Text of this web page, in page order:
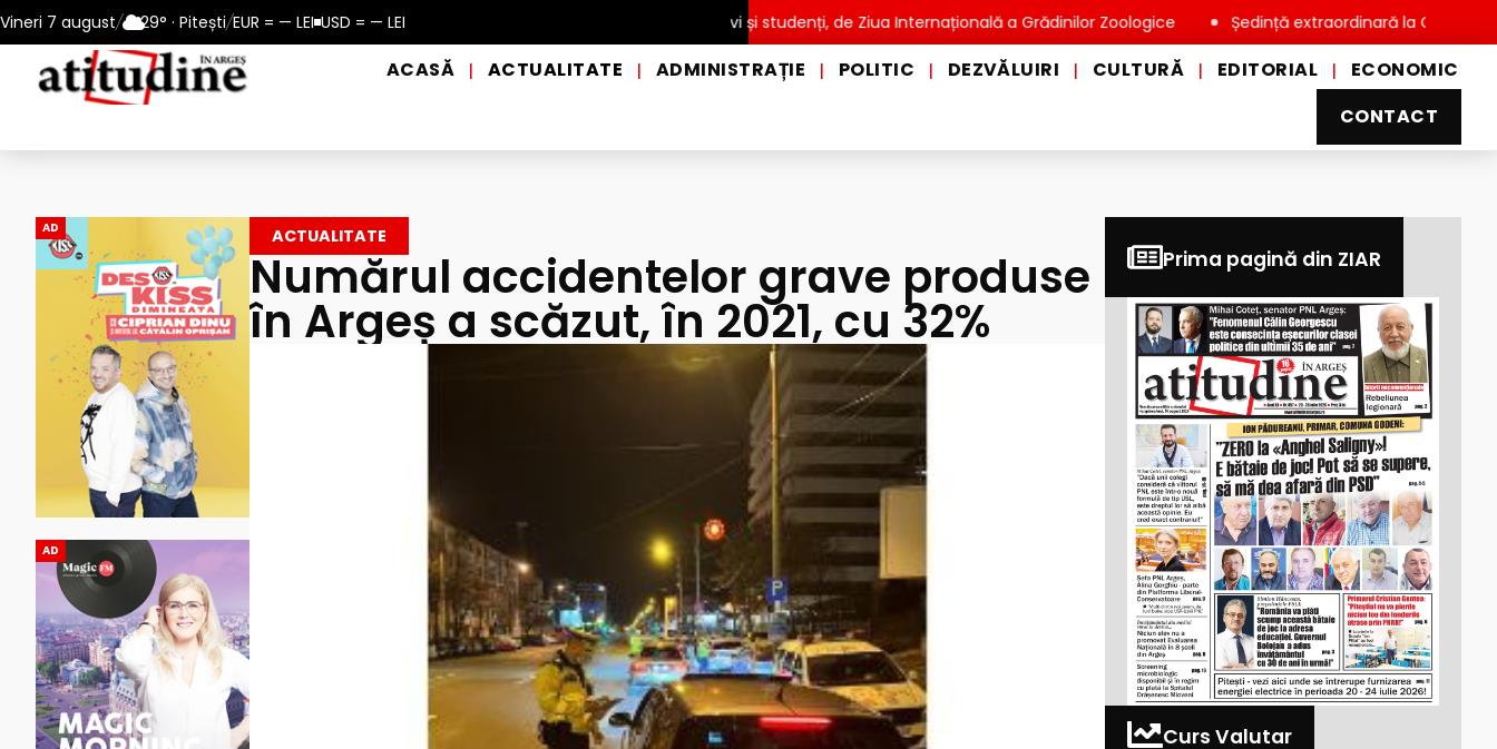
Vineri 7 august/ 29° · Pitești/EUR = — LEI USD = — LEI
de caniculă, în municipiul Pitești! Intrare GRATUITĂ pentru copii, elevi și studenți, de Ziua Internațională a Grădinilor Zoologice Ședință extraordinară la Consiliul Local
ACASĂ | ACTUALITATE | ADMINISTRAȚIE | POLITIC | DEZVĂLUIRI | CULTURĂ | EDITORIAL |
ECONOMIC
CONTACT
AD
AD
ACTUALITATE
Numărul accidentelor grave produse
în Argeș a scăzut, în 2021, cu 32%
Prima pagină din ZIAR
Curs Valutar